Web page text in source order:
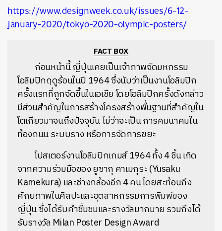
https://www.designweek.co.uk/issues/6-12-
january-2020/tokyo-2020-olympic-posters/
FACT BOX
ก่อนหน้านี้ ญี่ปุ่นเคยเป็นเจ้าภาพจัดมหกรรม
โอลิมปิกฤดูร้อนในปี 1964 ซึ่งนับว่าเป็นงานโอลิมปิก
ครั้งแรกที่ถูกจัดขึ้นในเอเชีย โดยโอลิมปิกครั้งดังกล่าว
มีส่วนสำคัญในการสร้างโครงสร้างพื้นฐานที่สำคัญใน
โตเกียวมาจนถึงปัจจุบัน ไม่ว่าจะเป็น การคมนาคมใน
ท้องถนน ระบบราง หรือการจัดการขยะ
โปสเตอร์งานโอลิมปิกเกมส์ 1964 ทั้ง 4 ชิ้น เกิด
จากความร่วมมือของยูซากุ คาเมกุระ (Yusaku
Kamekura) และช่างกล้องอีก 4 คน โดยสะท้อนถึง
ศักยภาพในศิลปะและอุตสาหกรรมการพิมพ์ของ
ญี่ปุ่น ซึ่งได้รับคำชื่มชมและรางวัลมากมาย รวมถึงได้
รับรางวัล Milan Poster Design Award